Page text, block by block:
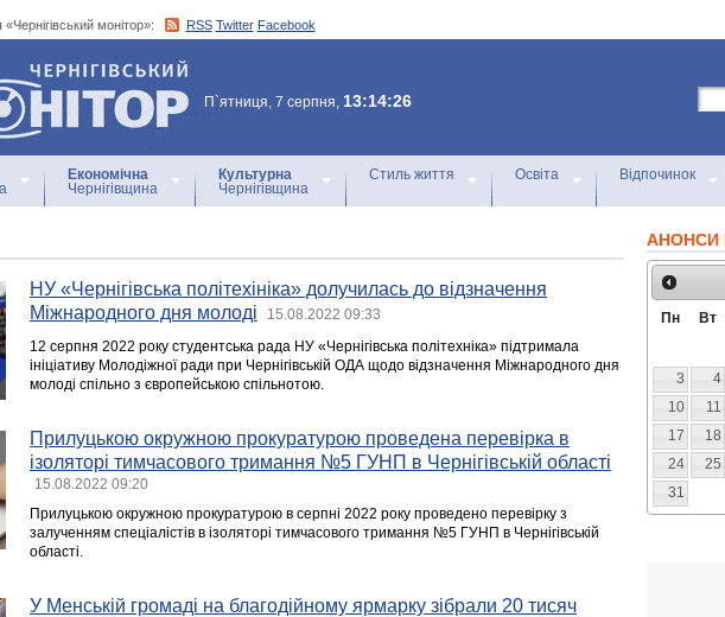
монітор»: RSS Twitter Facebook
монітор»
П`ятниця, 7 серпня, 13:14:26
Економічна
Чернігівщина
Культурна
Чернігівщина
Стиль життя Освіта Відпочинок
НУ «Чернігівська політехініка» долучилась до відзначення
Міжнародного дня молоді
15.08.2022 09:33
12 серпня 2022 року студентська рада НУ «Чернігівська політехніка» підтримала
ініціативу Молодіжної ради при Чернігівській ОДА щодо відзначення Міжнародного дня
молоді спільно з європейською спільнотою.
Прилуцькою окружною прокуратурою проведена перевірка в
ізоляторі тимчасового тримання №5 ГУНП в Чернігівській області
15.08.2022 09:20
Прилуцькою окружною прокуратурою в серпні 2022 року проведено перевірку з
залученням спеціалістів в ізоляторі тимчасового тримання №5 ГУНП в Чернігівській
області.
У Менській громаді на благодійному ярмарку зібрали 20 тисяч
АНОНСИ
Пн Вт
3
4
10
11
17
18
24
25
31